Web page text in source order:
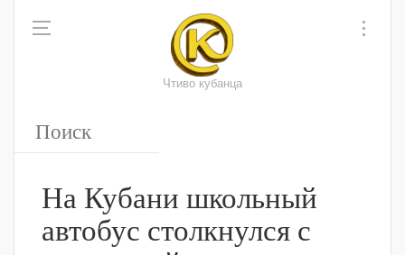
Чтиво кубанца
На Кубани школьный
автобус столкнулся с